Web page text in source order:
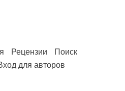
Рецензии
Поиск
для авторов